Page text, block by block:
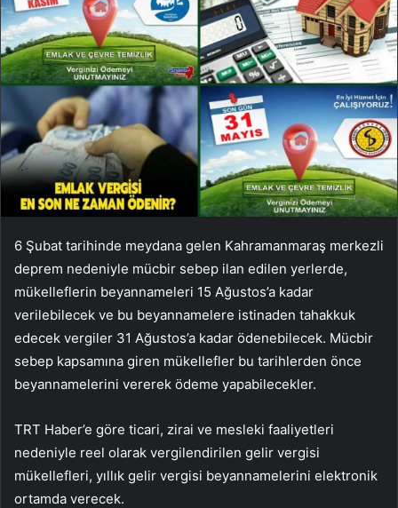
6 Şubat tarihinde meydana gelen Kahramanmaraş merkezli
deprem nedeniyle mücbir sebep ilan edilen yerlerde,
mükelleflerin beyannameleri 15 Ağustos’a kadar
verilebilecek ve bu beyannamelere istinaden tahakkuk
edecek vergiler 31 Ağustos’a kadar ödenebilecek. Mücbir
sebep kapsamına giren mükellefler bu tarihlerden önce
beyannamelerini vererek ödeme yapabilecekler.
TRT Haber’e göre ticari, zirai ve mesleki faaliyetleri
nedeniyle reel olarak vergilendirilen gelir vergisi
mükellefleri, yıllık gelir vergisi beyannamelerini elektronik
ortamda verecek.